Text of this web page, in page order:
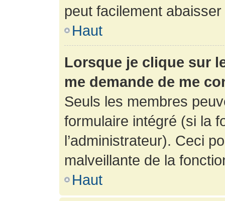
peut facilement
Haut
Lorsque je clique sur
me demande de me
Seuls les membres
formulaire intégré (si la
l’administrateur). Ceci
malveillante de la
Haut